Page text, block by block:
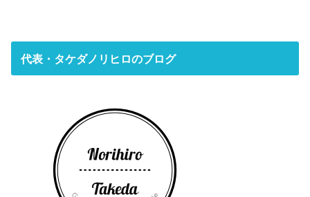
代表・タケダノリヒロのブログ